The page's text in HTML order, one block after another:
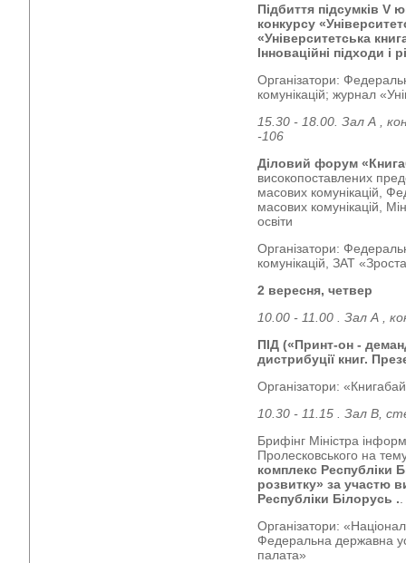
Підбиття підсумків V
конкурсу
«Університетська
Інноваційні підходи і
Організатори:
комунікацій; журнал
15.30 - 18.00. Зал А ,
-106
Діловий форум
високопоставлених
масових комунікацій,
масових комунікацій,
освіти
Організатори:
комунікацій, ЗАТ
2 вересня, четвер
10.00 - 11.00 . Зал А ,
ПІД («Принт-он -
дистрибуції книг.
Організатори:
10.30 - 11.15 . Зал В,
Брифінг Міністра
Пролесковського на
комплекс Республіки
розвитку» за участю
Республіки Білорусь .
Організатори:
Федеральна державна
палата»